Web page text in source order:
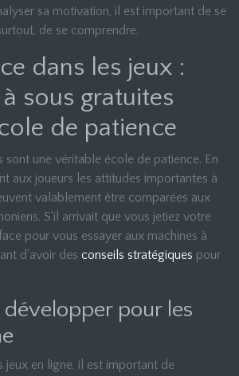
sa motivation, il est important de se
de se comprendre.
dans les jeux :
sous gratuites
de patience
sont une véritable école de patience. En
aux joueurs les attitudes importantes à
valablement être comparées aux
S'il arrivait que vous jetiez votre
pour vous essayer aux machines à
d'avoir des conseils stratégiques pour
pour les
jeux en ligne, il est important de